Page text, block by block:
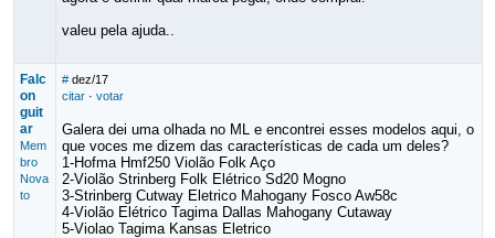
valeu pela ajuda..
Falc
on
guit
ar
Mem
bro
Nova
to
# dez/17
citar· votar
Galera dei uma olhada no ML e encontrei esses modelos aqui, o
que voces me dizem das características de cada um deles?
1-Hofma Hmf250 Violão Folk Aço
2-Violão Strinberg Folk Elétrico Sd20 Mogno
3-Strinberg Cutway Eletrico Mahogany Fosco Aw58c
4-Violão Elétrico Tagima Dallas Mahogany Cutaway
5-Violao Tagima Kansas Eletrico